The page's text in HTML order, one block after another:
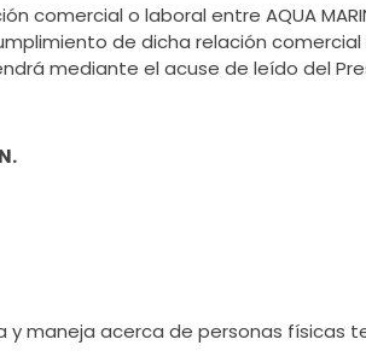
comercial o laboral entre AQUA
de dicha relación
mediante el acuse de leído del
y maneja acerca de personas físicas